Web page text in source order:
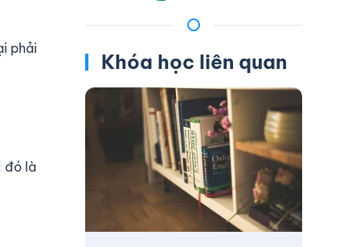
phải
đó là
Khóa học liên quan